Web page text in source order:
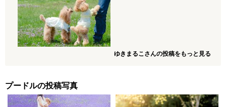
ゆきまるこさんの投稿をもっと見る
プードルの投稿写真